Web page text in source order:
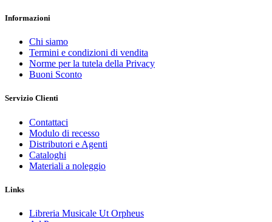
Informazioni
Chi siamo
Termini e condizioni di vendita
Norme per la tutela della Privacy
Buoni Sconto
Servizio Clienti
Contattaci
Modulo di recesso
Distributori e Agenti
Cataloghi
Materiali a noleggio
Links
Libreria Musicale Ut Orpheus